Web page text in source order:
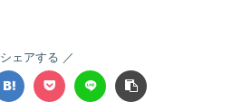
シェアする